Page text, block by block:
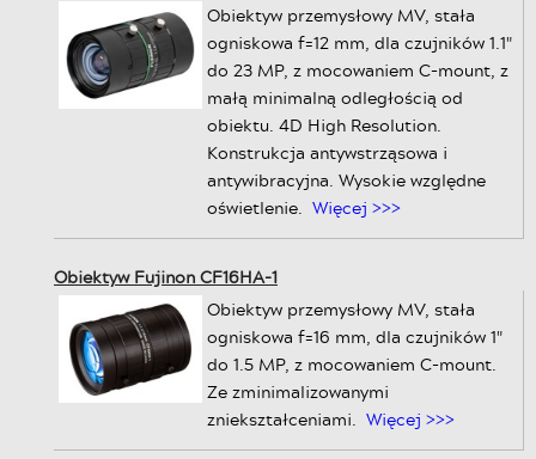
Obiektyw przemysłowy MV, stała
ogniskowa f=12 mm, dla czujników 1.1"
do 23 MP, z mocowaniem C-mount, z
małą minimalną odległością od
obiektu. 4D High Resolution.
Konstrukcja antywstrząsowa i
antywibracyjna. Wysokie względne
oświetlenie. Więcej >>>
Obiektyw Fujinon CF16HA-1
Obiektyw przemysłowy MV, stała
ogniskowa f=16 mm, dla czujników 1"
do 1.5 MP, z mocowaniem C-mount.
Ze zminimalizowanymi
zniekształceniami. Więcej >>>